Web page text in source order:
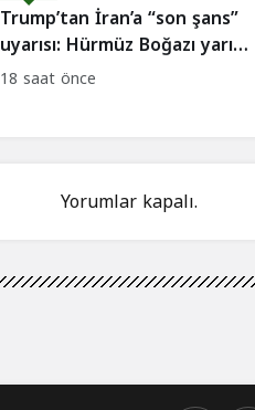
Trump’tan İran’a “son şans”
uyarısı: Hürmüz Boğazı yarın
açılabilir!
18 saat önce
Yorumlar kapalı.